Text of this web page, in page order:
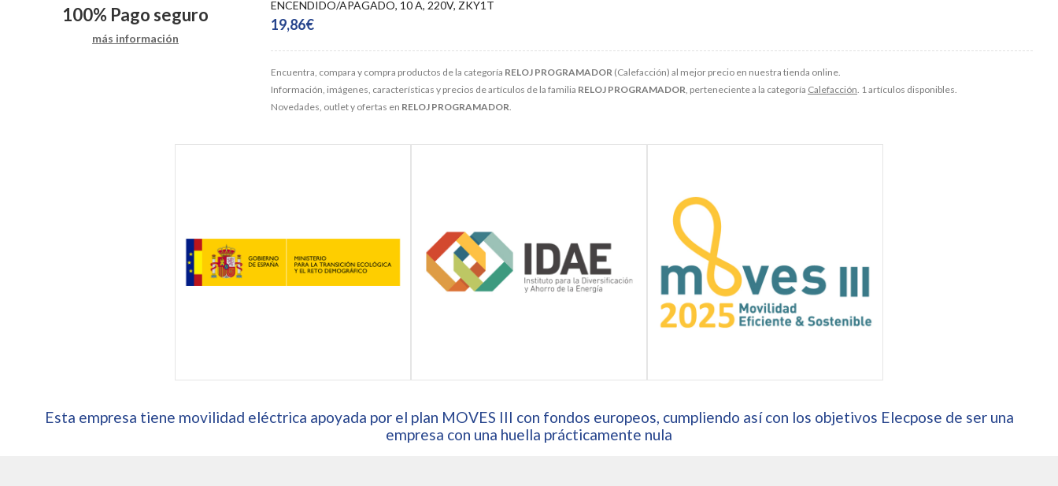
Encuentra, compara y compra productos de la categoría RELOJ PROGRAMADOR (Calefacción) al mejor precio en nuestra tienda online.
Información, imágenes, características y precios de artículos de la familia RELOJ PROGRAMADOR , perteneciente a la categoría Calefacción . 1 artículos disponibles.
Novedades, outlet y ofertas en RELOJ PROGRAMADOR
ENCENDIDO/APAGADO, 10 A, 220V, ZKY1T
19,86€
100% Pago seguro
más información
Esta empresa tiene movilidad eléctrica apoyada por el plan MOVES III con fondos europeos, cumpliendo así con los objetivos Elecpose de ser una
empresa con una huella prácticamente nula